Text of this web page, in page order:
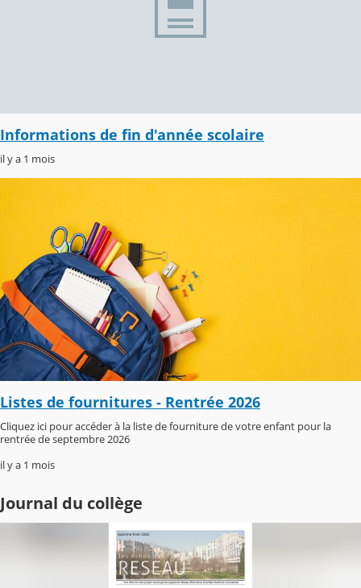
Informations de fin d'année scolaire
il y a 1 mois
Listes de fournitures - Rentrée 2026
Cliquez ici pour accéder à la liste de fourniture de votre enfant pour la
rentrée de septembre 2026
il y a 1 mois
Journal du collège